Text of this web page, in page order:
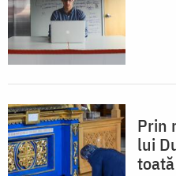
Prin
lui